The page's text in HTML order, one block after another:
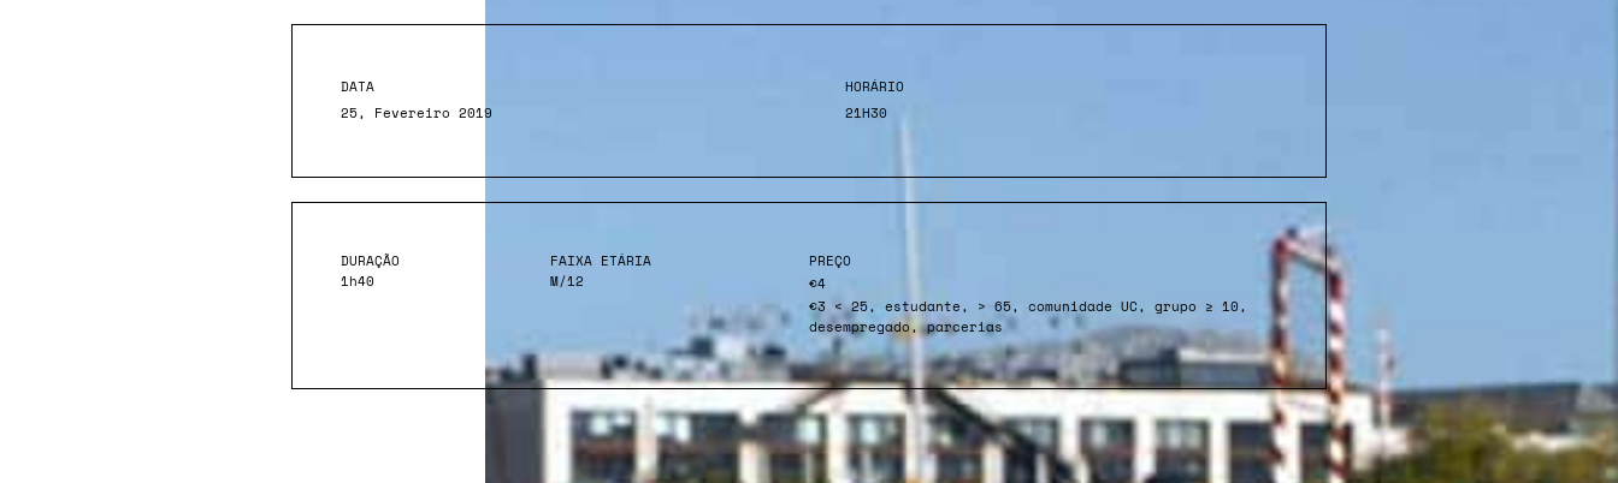
DATA
25, Fevereiro 2019
HORÁRIO
21H30
DURAÇÃO
1h40
FAIXA ETÁRIA
M/12
PREÇO
€4
€3 < 25, estudante, > 65, comunidade UC, grupo ≥ 10,
desempregado, parcerias